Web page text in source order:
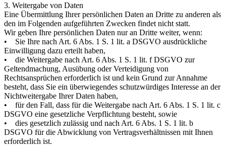
3. Weitergabe von Daten
Eine Übermittlung Ihrer persönlichen Daten an Dritte zu anderen als
den im Folgenden aufgeführten Zwecken findet nicht statt.
Wir geben Ihre persönlichen Daten nur an Dritte weiter, wenn:
• Sie Ihre nach Art. 6 Abs. 1 S. 1 lit. a DSGVO ausdrückliche
Einwilligung dazu erteilt haben,
• die Weitergabe nach Art. 6 Abs. 1 S. 1 lit. f DSGVO zur
Geltendmachung, Ausübung oder Verteidigung von
Rechtsansprüchen erforderlich ist und kein Grund zur Annahme
besteht, dass Sie ein überwiegendes schutzwürdiges Interesse an der
Nichtweitergabe Ihrer Daten haben,
• für den Fall, dass für die Weitergabe nach Art. 6 Abs. 1 S. 1 lit. c
DSGVO eine gesetzliche Verpflichtung besteht, sowie
• dies gesetzlich zulässig und nach Art. 6 Abs. 1 S. 1 lit. b
DSGVO für die Abwicklung von Vertragsverhältnissen mit Ihnen
erforderlich ist.